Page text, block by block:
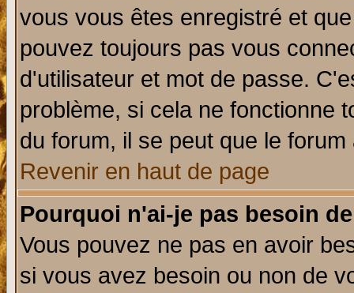
vous vous êtes enregistré et
pouvez toujours pas vous
d'utilisateur et mot de passe.
problème, si cela ne fonctionne
du forum, il se peut que le
Revenir en haut de page
Pourquoi n'ai-je pas besoin
Vous pouvez ne pas en avoir
si vous avez besoin ou non de